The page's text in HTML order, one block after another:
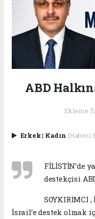
ABD
Ekleme
Erkek| Kadın (Haberi
FİLİSTİN’de
destekçisi
SOYKIRIMCI ,
İsrail’e destek olmak